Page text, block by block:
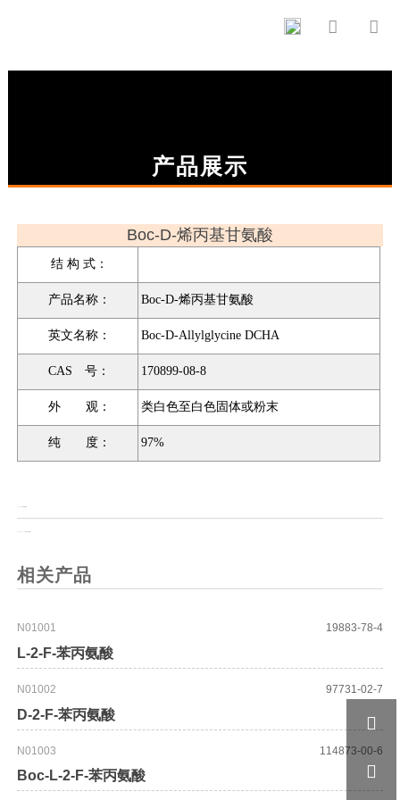
 
产品展示
Boc-D-烯丙基甘氨酸
结 构 式：
产品名称： Boc-D-烯丙基甘氨酸
英文名称： Boc-D-Allylglycine DCHA
CAS 号： 170899-08-8
外 观： 类白色至白色固体或粉末
纯 度： 97%
相关产品
N01001
L-2-F-苯丙氨酸
19883-78-4
N01002
D-2-F-苯丙氨酸
97731-02-7
N01003
Boc-L-2-F-苯丙氨酸
114873-00-6

